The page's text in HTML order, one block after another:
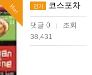
Hot 인기 코스포차
댓글 0 |
조회
38,431